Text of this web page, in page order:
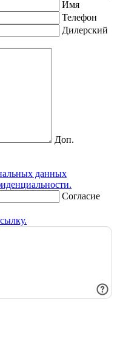
Имя
Телефон
Дилерский
Доп.
данных
Согласие